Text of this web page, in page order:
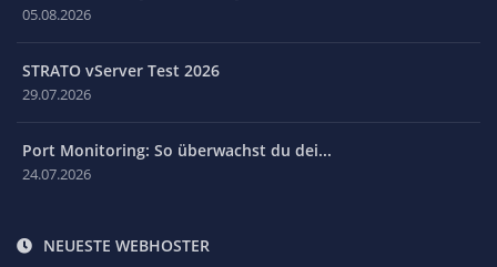
05.08.2026
STRATO vServer Test 2026
29.07.2026
Port Monitoring: So überwachst du dei...
24.07.2026
NEUESTE WEBHOSTER